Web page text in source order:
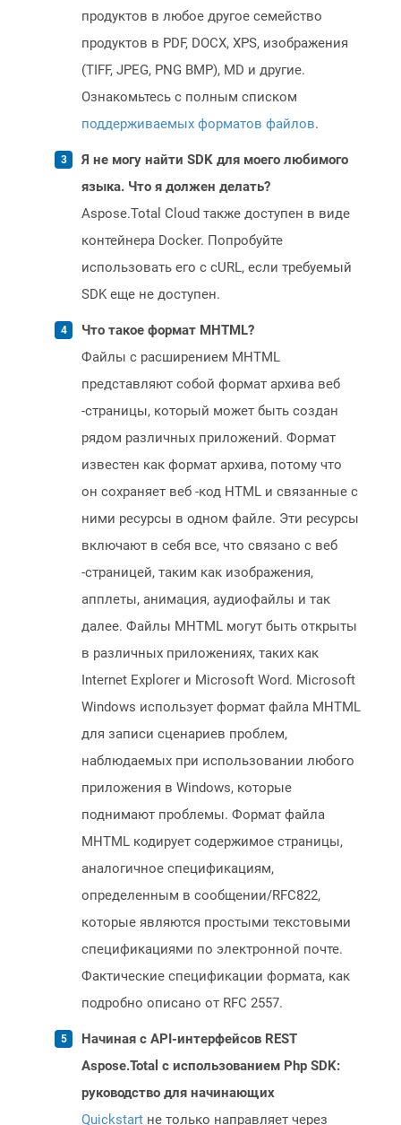
продуктов в любое другое семейство
продуктов в PDF, DOCX, XPS, изображения
(TIFF, JPEG, PNG BMP), MD и другие.
Ознакомьтесь с полным списком
поддерживаемых форматов файлов.
Я не могу найти SDK для моего любимого
языка. Что я должен делать?
Aspose.Total Cloud также доступен в виде
контейнера Docker. Попробуйте
использовать его с cURL, если требуемый
SDK еще не доступен.
Что такое формат MHTML?
Файлы с расширением MHTML
представляют собой формат архива веб
-страницы, который может быть создан
рядом различных приложений. Формат
известен как формат архива, потому что
он сохраняет веб -код HTML и связанные с
ними ресурсы в одном файле. Эти ресурсы
включают в себя все, что связано с веб
-страницей, таким как изображения,
апплеты, анимация, аудиофайлы и так
далее. Файлы MHTML могут быть открыты
в различных приложениях, таких как
Internet Explorer и Microsoft Word. Microsoft
Windows использует формат файла MHTML
для записи сценариев проблем,
наблюдаемых при использовании любого
приложения в Windows, которые
поднимают проблемы. Формат файла
MHTML кодирует содержимое страницы,
аналогичное спецификациям,
определенным в сообщении/RFC822,
которые являются простыми текстовыми
спецификациями по электронной почте.
Фактические спецификации формата, как
подробно описано от RFC 2557.
Начиная с API-интерфейсов REST
Aspose.Total с использованием Php SDK:
руководство для начинающих
Quickstart не только направляет через